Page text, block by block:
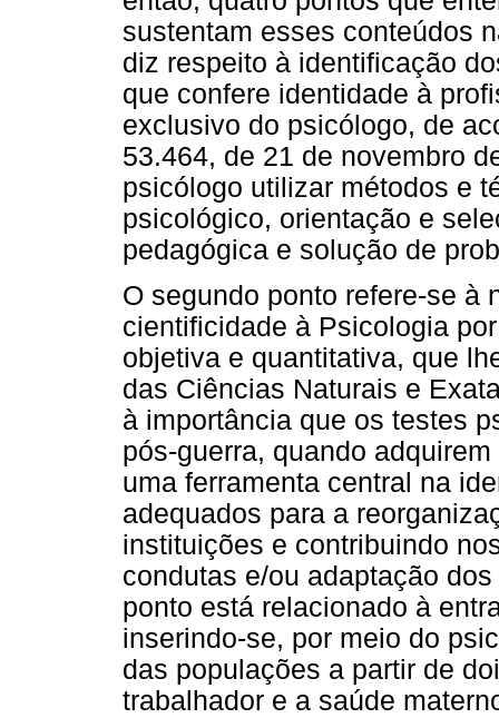
sustentam esses conteúdos
diz respeito à identificação
que confere identidade à
exclusivo do psicólogo, de
53.464, de 21 de novembro
psicólogo utilizar métodos e
psicológico, orientação e
pedagógica e solução de
O segundo ponto refere-se à
cientificidade à Psicologia
objetiva e quantitativa, que
das Ciências Naturais e
à importância que os testes
pós-guerra, quando
uma ferramenta central na
adequados para a
instituições e contribuindo
condutas e/ou adaptação
ponto está relacionado à
inserindo-se, por meio do
das populações a partir de
trabalhador e a saúde